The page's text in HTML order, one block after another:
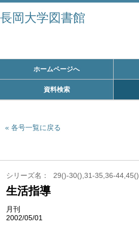
長岡大学図書館
ホームページへ
資料検索
各号一覧に戻る
シリーズ名 29()-30(),31-35,36-44,45()
生活指導
月刊
2002/05/01